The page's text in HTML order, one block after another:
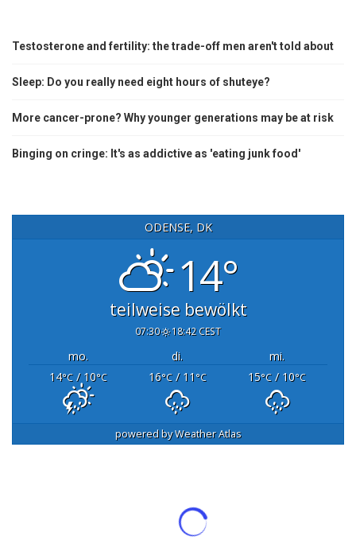
Testosterone and fertility: the trade-off men aren't told about
Sleep: Do you really need eight hours of shuteye?
More cancer-prone? Why younger generations may be at risk
Binging on cringe: It's as addictive as 'eating junk food'
ODENSE, DK
14°
teilweise bewölkt
07:30 18:42 CEST
mo. di.
mi.
14°C/ 10°C 16°C/ 11°C 15°C / 10°C
powered byWeather Atlas